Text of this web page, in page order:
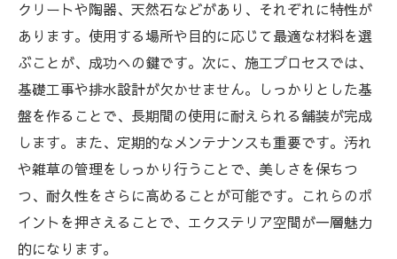
クリートや陶器、天然石などがあり、それぞれに特性が
あります。使用する場所や目的に応じて最適な材料を選
ぶことが、成功への鍵です。次に、施工プロセスでは、
基礎工事や排水設計が欠かせません。しっかりとした基
盤を作ることで、長期間の使用に耐えられる舗装が完成
します。また、定期的なメンテナンスも重要です。汚れ
や雑草の管理をしっかり行うことで、美しさを保ちつ
つ、耐久性をさらに高めることが可能です。これらのポ
イントを押さえることで、エクステリア空間が一層魅力
的になります。